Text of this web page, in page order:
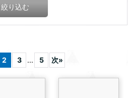
絞り込む
2 3 ... 5 次»